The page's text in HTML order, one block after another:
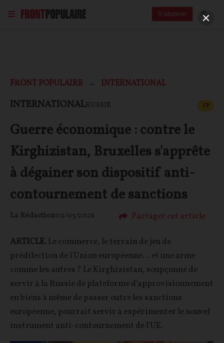
S'abonner
FRONT POPULAIRE INTERNATIONAL
INTERNATIONALRUSSIE FP
Guerre économique : contre le
Kirghizistan, Bruxelles s'apprête
à dégainer son dispositif anti-
contournement de sanctions
La Rédaction02/03/2026 Partager cet article
ARTICLE.Le commerce, le terrain de jeu de
prédilection de l'Union européenne… et une arme
comme les autres ? Le Kirghizistan, soupçonné de
servir à la Russie de plateforme d'approvisionnement
en biens à même de passer outre les sanctions
européenne, pourrait servir à expérimenter le nouvel
instrument anti-contournement de l'UE.